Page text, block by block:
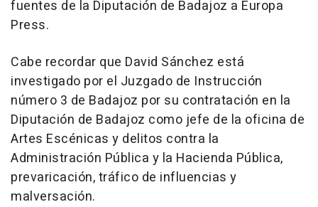
fuentes de la Diputación de Badajoz a Europa
Press.
Cabe recordar que David Sánchez está
investigado por el Juzgado de Instrucción
número 3 de Badajoz por su contratación en la
Diputación de Badajoz como jefe de la oficina de
Artes Escénicas y delitos contra la
Administración Pública y la Hacienda Pública,
prevaricación, tráfico de influencias y
malversación.